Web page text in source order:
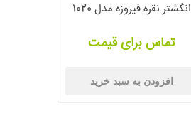
انگشتر نقره فیروزه مدل 1020
تماس برای قیمت
افزودن به سبد خرید